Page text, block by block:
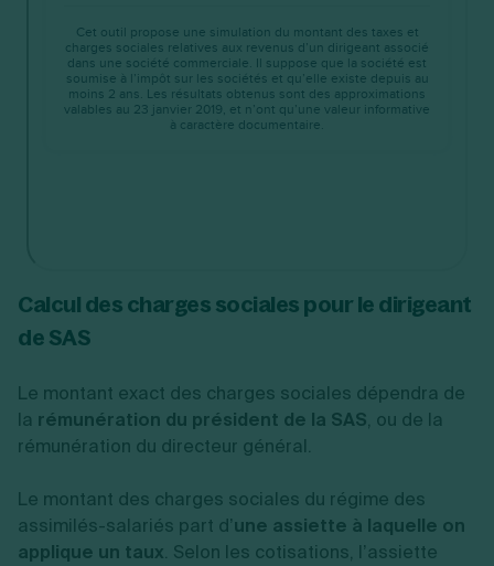
Calcul des charges sociales pour le dirigeant
de SAS
Le montant exact des charges sociales dépendra de
la rémunération du président de la SAS, ou de la
rémunération du directeur général.
Le montant des charges sociales du régime des
assimilés-salariés part d’une assiette à laquelle on
applique un taux. Selon les cotisations, l’assiette